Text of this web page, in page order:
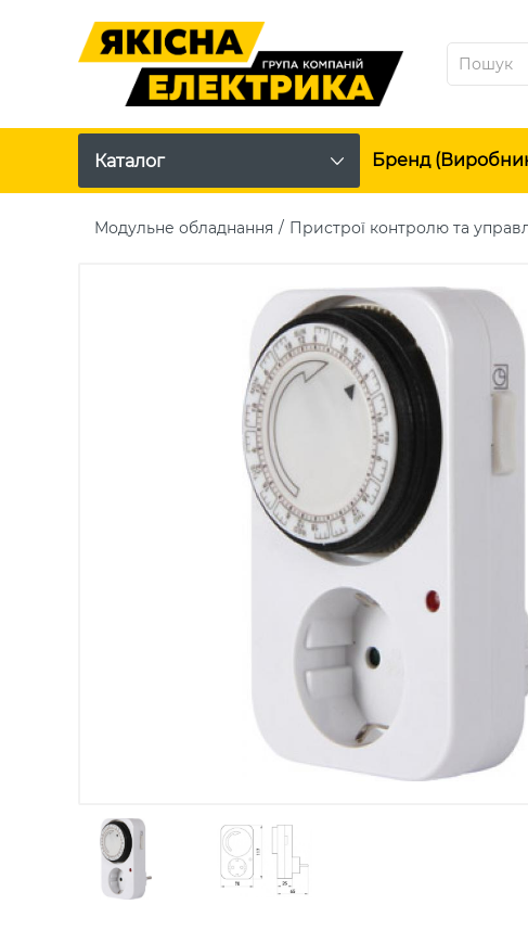
Каталог Бренд
Модульне обладнання Пристрої контролю та